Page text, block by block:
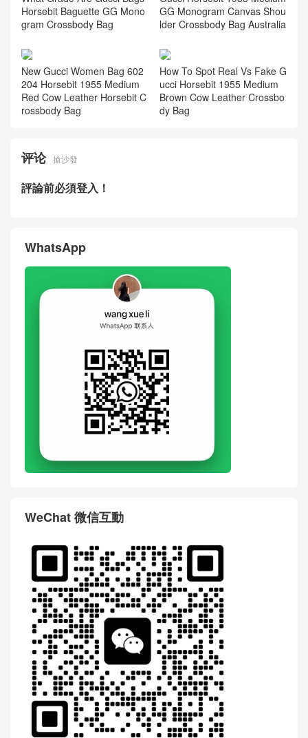
Horsebit Baguette GG Mono
gram Crossbody Bag
GG Monogram Canvas Shou
lder Crossbody Bag Australia
New Gucci Women Bag 602
204 Horsebit 1955 Medium
Red Cow Leather Horsebit C
rossbody Bag
How To Spot Real Vs Fake G
ucci Horsebit 1955 Medium
Brown Cow Leather Crossbo
dy Bag
评论 搶沙發
評論前必須登入！
WhatsApp
WeChat 微信互動